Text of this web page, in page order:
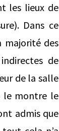
les lieux de
Dans ce
majorité des
de
de la salle
le montre le
admis que